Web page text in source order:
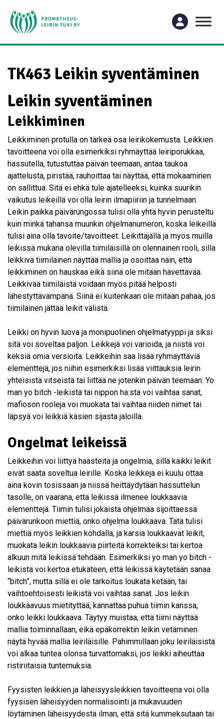
TK463 Leikin syventäminen
Leikin syventäminen
Leikkiminen
Leikkiminen protulla on tärkeä osa leirikokemusta. Leikkien
tavoitteena voi olla esimerkiksi ryhmäyttää leiriporukkaa,
hassutella, tutustuttaa päivän teemaan, antaa taukoa
ajattelusta, piristää, rauhoittaa tai näyttää, että mokaaminen
on sallittua. Sitä ei ehkä tule ajatelleeksi, kuinka suurikin
vaikutus leikeillä voi olla leirin ilmapiiriin ja tunnelmaan.
Leikin paikka päivärungossa tulisi olla yhtä hyvin perusteltu
kuin minkä tahansa muunkin ohjelmanumeron, koska leikeillä
tulisi aina olla tavoite/tavoitteet. Leikittäjällä ja myös muilla
leikissä mukana olevilla tiimiläisillä on olennainen rooli, sillä
leikkivä tiimiläinen näyttää mallia ja osoittaa näin, että
leikkiminen on hauskaa eikä siinä ole mitään hävettävää.
Leikkivää tiimiläistä voidaan myös pitää helposti
lähestyttävämpänä. Siinä ei kuitenkaan ole mitään pahaa, jos
tiimiläinen jättää leikit välistä.
Leikki on hyvin luova ja monipuolinen ohjelmatyyppi ja siksi
sitä voi soveltaa paljon. Leikkejä voi varioida, ja niistä voi
keksiä omia versioita. Leikkeihin saa lisää ryhmäyttäviä
elementtejä, jos niihin esimerkiksi lisää viittauksia leirin
yhteisistä vitseistä tai liittää ne jotenkin päivän teemaan. Yo
man yo bitch -leikistä tai nippon ha:sta voi vaihtaa sanat,
mafioson rooleja voi muokata tai vaihtaa niiden nimet tai
läpsyä voi leikkiä käsien sijasta jaloilla.
Ongelmat leikeissä
Leikkeihin voi liittyä haasteita ja ongelmia, sillä kaikki leikit
eivät saata soveltua leirille. Koska leikkejä ei kuulu ottaa
aina kovin tosissaan ja niissä heittäydytään hassuttelun
tasolle, on vaarana, että leikissä ilmenee loukkaavia
elementtejä. Tiimin tulisi jokaista ohjelmaa sijoittaessa
päivärunkoon miettiä, onko ohjelma loukkaava. Tätä tulisi
miettiä myös leikkien kohdalla, ja karsia loukkaavat leikit,
muokata leikin loukkaavia piirteitä korrekteiksi tai kertoa
alkuun mitä leikissä tehdään. Esimerkiksi yo man yo bitch -
leikistä voi kertoa etukäteen, että leikissä käytetään sanaa
“bitch”, mutta sillä ei ole tarkoitus loukata ketään, tai
vaihtoehtoisesti leikistä voi vaihtaa sanat. Jos leikin
loukkaavuus mietityttää, kannattaa puhua tiimin kanssa,
onko leikki loukkaava. Täytyy muistaa, että tiimi näyttää
mallia toiminnallaan, eikä epäkorrektin leikin vetäminen
näytä hyvää mallia leiriläisille. Pahimmillaan joku leiriläisistä
voi alkaa tuntea olonsa turvattomaksi, jos leikki aiheuttaa
ristiriitaisia tuntemuksia.
Fyysisten leikkien ja läheisyysleikkien tavoitteena voi olla
fyysisen läheisyyden normalisointi ja mukavuuden
löytäminen läheisyydestä ilman, että sitä kummeksutaan tai